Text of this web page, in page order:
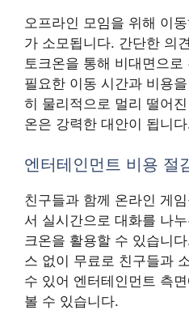
오프라인 모임을 위해 이
가 소모됩니다. 간단한 의
토크온을 통해 비대면으
필요한 이동 시간과 비용
히 물리적으로 멀리 떨어
온은 강력한 대안이 됩니
엔터테인먼트 비용 절
친구들과 함께 온라인 게
서 실시간으로 대화를 나
크온을 활용할 수 있습니
스 없이 무료로 친구들과
수 있어 엔터테인먼트 측
볼 수 있습니다.